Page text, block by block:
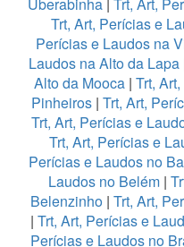
Uberabinha| Trt, Art,
Trt, Art, Perícias e
Perícias e Laudos na
Laudos na Alto da Lapa
Alto da Mooca | Trt,
Pinheiros| Trt, Art,
Trt, Art, Perícias e
Trt, Art, Perícias e
Perícias e Laudos no
Laudos no Belém|
Belenzinho| Trt, Art,
| Trt, Art, Perícias e
Perícias e Laudos no